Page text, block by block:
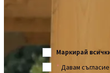
Администратор на
2226, общ.
BG175184597).
Маркирай
* Давам